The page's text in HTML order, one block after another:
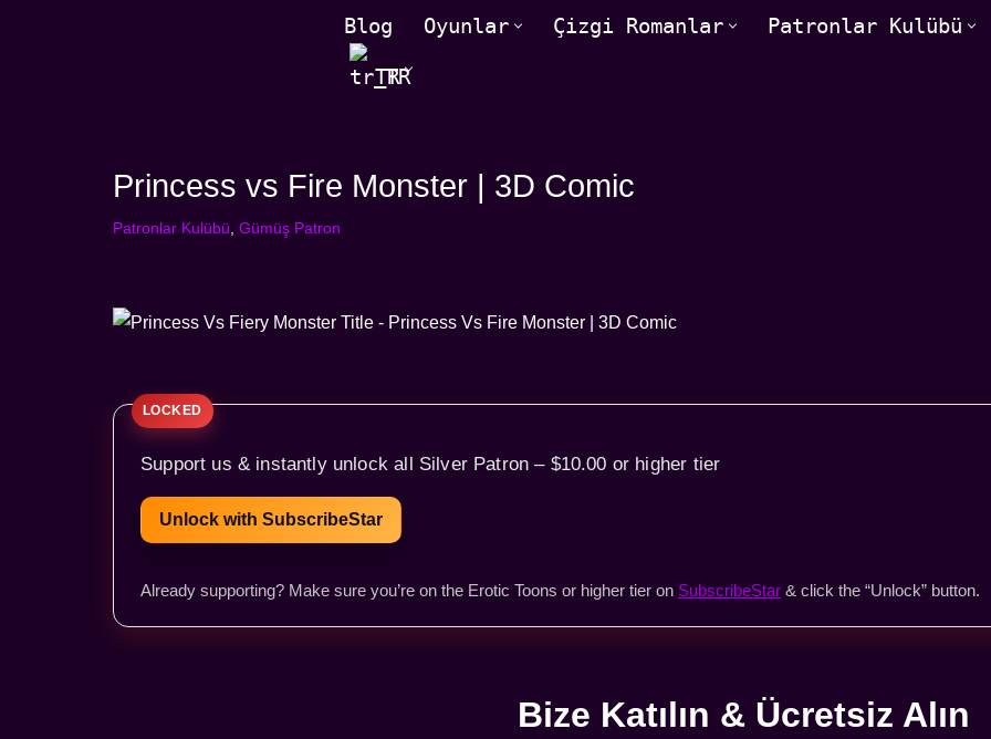
Blog Oyunlar Çizgi Romanlar
Patronlar Kulübü
TR
Princess vs Fire Monster | 3D Comic
Patronlar Kulübü Gümüş Patron
Support us & instantly unlock all Silver Patron – $10.00 or higher tier
Unlock with SubscribeStar
Already supporting? Make sure you’re on the Erotic Toons or higher tier on SubscribeStar & click the “Unlock” button.
Bize Katılın & Ücretsiz Alın